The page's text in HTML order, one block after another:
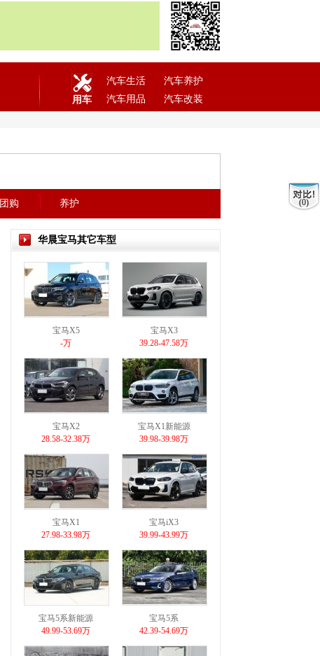
用车
汽车生活
汽车养护
汽车用品
汽车改装
团购 养护
华晨宝马其它车型
宝马X5
-万
宝马X3
39.28-47.58万
宝马X2
28.58-32.38万
宝马X1新能源
39.98-39.98万
宝马X1
27.98-33.98万
宝马iX3
39.99-43.99万
宝马5系新能源
49.99-53.69万
宝马5系
42.39-54.69万
(0)